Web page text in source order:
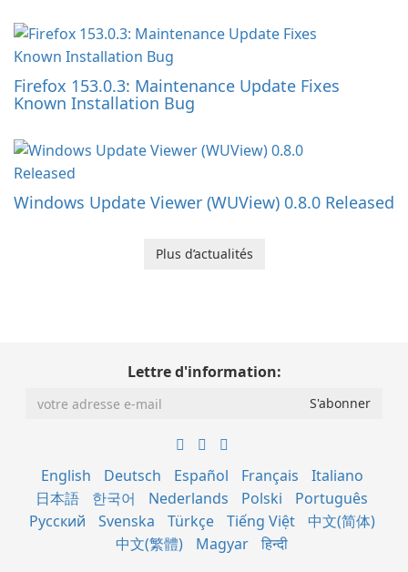
Firefox 153.0.3: Maintenance Update Fixes
Known Installation Bug
Windows Update Viewer (WUView) 0.8.0 Released
Plus d’actualités
Lettre d'information:
English Deutsch Español Français
Italiano
日本語
한국어 Nederlands Polski
Português
Русский
Svenska Türkçe Tiếng Việt
中文(简体)
中文(繁體)
Magyar हिन्दी